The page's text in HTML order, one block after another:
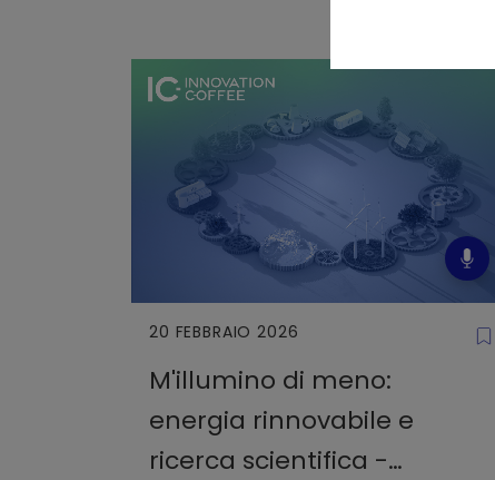
20 FEBBRAIO 2026
M'illumino di meno:
energia rinnovabile e
ricerca scientifica -